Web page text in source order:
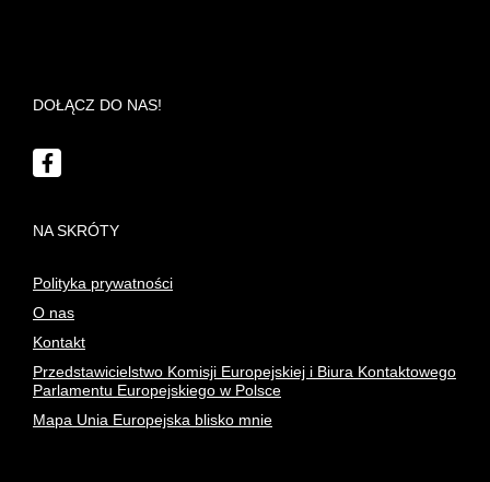
DOŁĄCZ DO NAS!
NA SKRÓTY
Polityka prywatności
O nas
Kontakt
Przedstawicielstwo Komisji Europejskiej i Biura Kontaktowego
Parlamentu Europejskiego w Polsce
Mapa Unia Europejska blisko mnie